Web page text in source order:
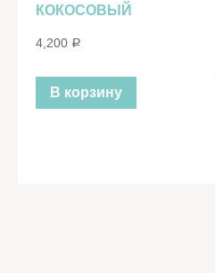
КОКОСОВЫЙ
4,200 Р
В корзину